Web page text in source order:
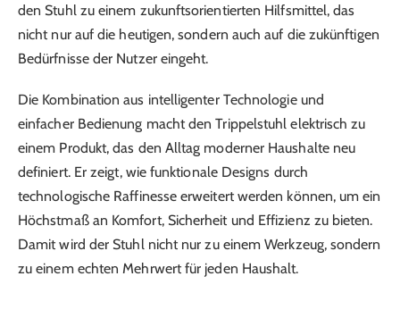
den Stuhl zu einem zukunftsorientierten Hilfsmittel, das
nicht nur auf die heutigen, sondern auch auf die zukünftigen
Bedürfnisse der Nutzer eingeht.
Die Kombination aus intelligenter Technologie und
einfacher Bedienung macht den Trippelstuhl elektrisch zu
einem Produkt, das den Alltag moderner Haushalte neu
definiert. Er zeigt, wie funktionale Designs durch
technologische Raffinesse erweitert werden können, um ein
Höchstmaß an Komfort, Sicherheit und Effizienz zu bieten.
Damit wird der Stuhl nicht nur zu einem Werkzeug, sondern
zu einem echten Mehrwert für jeden Haushalt.